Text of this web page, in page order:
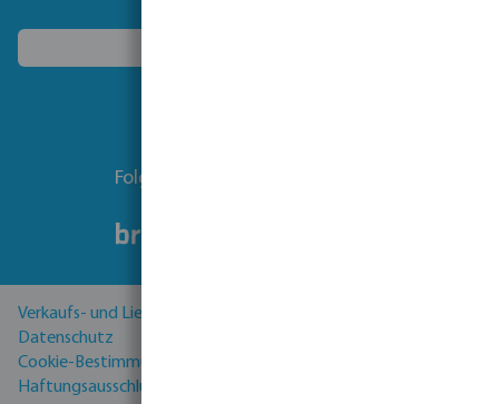
Folgen Sie uns
Verkaufs- und Lieferbedingungen
Datenschutz
Cookie-Bestimmungen
Haftungsausschluss